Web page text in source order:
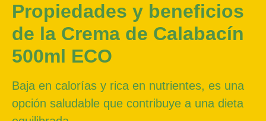
Propiedades y beneficios
de la Crema de Calabacín
500ml ECO
Baja en calorías y rica en nutrientes, es una
opción saludable que contribuye a una dieta